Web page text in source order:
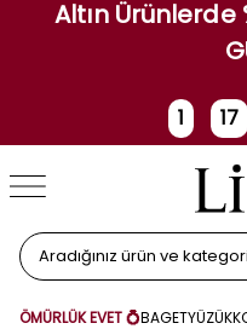
Altın Ürünlerde
1
Gün
17
Saat
ÖMÜRLÜK EVET 💍BAGETYÜZÜK